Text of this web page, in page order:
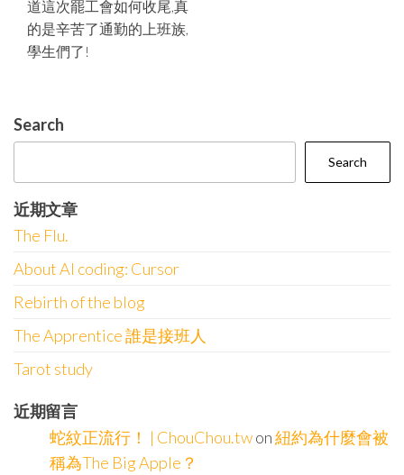
道這次罷工會如何收尾,真
的是辛苦了通勤的上班族,
學生們了!
Search
Search
近期文章
The Flu.
About AI coding: Cursor
Rebirth of the blog
The Apprentice 誰是接班人
Tarot study
近期留言
蛇紋正流行！ | ChouChou.twon紐約為什麼會被
稱為The Big Apple？